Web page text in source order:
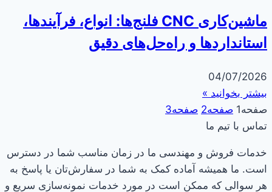
ماشین‌کاری CNC فلنج‌ها: انواع، فرآیندها،
استانداردها و راه‌حل‌های دقیق
04/07/2026
بیشتر بخوانید »
صفحه1 صفحه2 صفحه3
تماس با تیم ما
خدمات فروش و مهندسی ما در زمان مناسب شما در دسترس
است. ما همیشه آماده کمک به شما در سفارش‌تان یا پاسخ به
هر سوالی که ممکن است در مورد خدمات نمونه‌سازی سریع و